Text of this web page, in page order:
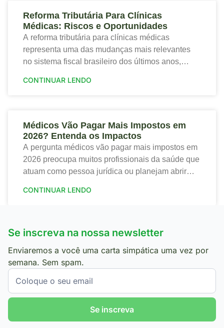
Reforma Tributária Para Clínicas
Médicas: Riscos e Oportunidades
A reforma tributária para clínicas médicas
representa uma das mudanças mais relevantes
no sistema fiscal brasileiro dos últimos anos,
setor de saúde. Portanto,
CONTINUAR LENDO
Médicos Vão Pagar Mais Impostos em
2026? Entenda os Impactos
A pergunta médicos vão pagar mais impostos em
2026 preocupa muitos profissionais da saúde que
atuam como pessoa jurídica ou planejam abrir
mudanças
CONTINUAR LENDO
Se inscreva na nossa newsletter
Enviaremos a você uma carta simpática uma vez por
semana. Sem spam.
Se inscreva